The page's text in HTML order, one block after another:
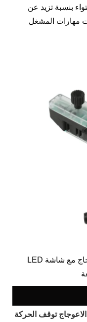
بنسبة تزيد عن
مهارات المشغل
الكلمات الساخنة: صناديق إيقاف الاعوجاج مع شاشة LED
الاعوجاج توقف الحركة